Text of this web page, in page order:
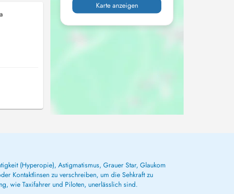
Karte anzeigen
(Hyperopie), Astigmatismus, Grauer Star, Glaukom
Kontaktlinsen zu verschreiben, um die Sehkraft zu
wie Taxifahrer und Piloten, unerlässlich sind.